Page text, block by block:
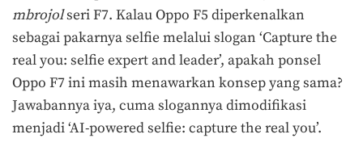
mbrojolseri F7. Kalau Oppo F5 diperkenalkan
sebagai pakarnya selfie melalui slogan ‘Capture the
real you: selfie expert and leader’, apakah ponsel
Oppo F7 ini masih menawarkan konsep yang sama?
Jawabannya iya, cuma slogannya dimodifikasi
menjadi ‘AI-powered selfie: capture the real you’.